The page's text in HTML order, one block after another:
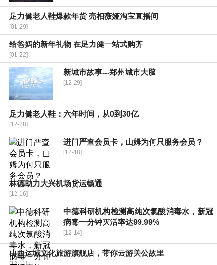
足力健老人鞋爆款年货 亮相薇娅淘宝直播间
[01-29]
给爸妈的新年礼物 在足力健一站式购齐
[01-22]
新城市故事---郑州城市大脑
[12-29]
足力健老人鞋：六年时间，从0到30亿
[12-28]
进门严查会员卡，山姆为何只服务会员？
[12-18]
林德助力大兴机场货运畅通
[12-16]
中德科研机构检测高纯次氯酸消毒水，新冠
病毒一分钟灭活率达99.99%
[12-14]
山西运城文化旅游旗舰店，带你云游关公故里